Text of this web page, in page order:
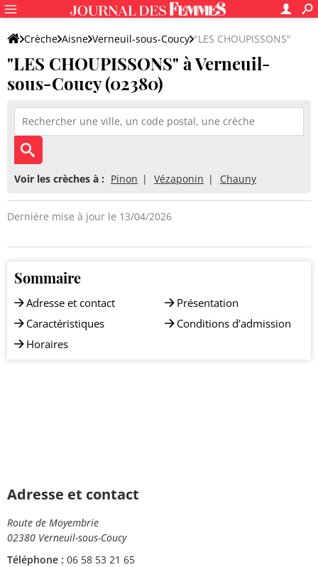
Crèche Aisne Verneuil-sous-Coucy "LES CHOUPISSONS"
"LES CHOUPISSONS" à Verneuil-
sous-Coucy (02380)
Voir les crèches à : Pinon Vézaponin Chauny
Dernière mise à jour le 13/04/2026
Sommaire
Adresse et contact
Caractéristiques
Horaires
Présentation
Conditions d'admission
Adresse et contact
Route de Moyembrie
02380 Verneuil-sous-Coucy
Téléphone : 06 58 53 21 65